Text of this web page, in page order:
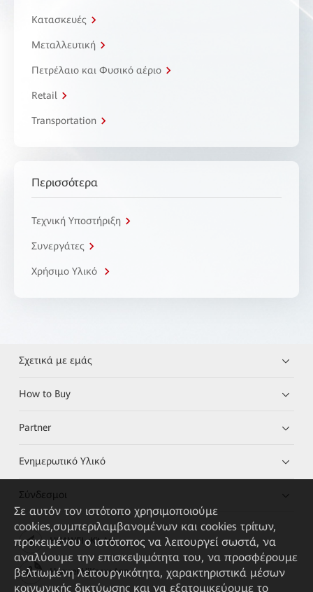
Κατασκευές
Μεταλλευτική
Πετρέλαιο και Φυσικό αέριο
Retail
Transportation
Περισσότερα
Τεχνική Υποστήριξη
Συνεργάτες
Χρήσιμο Υλικό
Σχετικά με εμάς
How to Buy
Partner
Ενημερωτικό Υλικό
Σύνδεσμοι
HUAWEI eKit App
Huawei HiKnow App
Σε αυτόν τον ιστότοπο χρησιμοποιούμε
cookies,συμπεριλαμβανομένων και cookies τρίτων,
προκειμένου ο ιστότοπος να λειτουργεί σωστά, να
αναλύουμε την επισκεψιμότητα του, να προσφέρουμε
βελτιωμένη λειτουργικότητα, χαρακτηριστικά μέσων
κοινωνικής δικτύωσης και να εξατομικεύουμε το